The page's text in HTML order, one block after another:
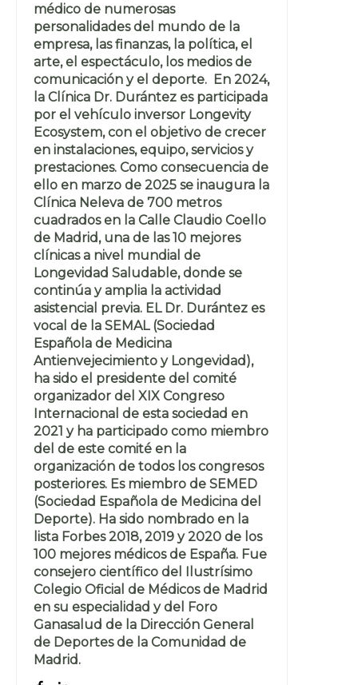
médico de numerosas
personalidades del mundo de la
empresa, las finanzas, la política, el
arte, el espectáculo, los medios de
comunicación y el deporte. En 2024,
la Clínica Dr. Durántez es participada
por el vehículo inversor Longevity
Ecosystem, con el objetivo de crecer
en instalaciones, equipo, servicios y
prestaciones. Como consecuencia de
ello en marzo de 2025 se inaugura la
Clínica Neleva de 700 metros
cuadrados en la Calle Claudio Coello
de Madrid, una de las 10 mejores
clínicas a nivel mundial de
Longevidad Saludable, donde se
continúa y amplia la actividad
asistencial previa. EL Dr. Durántez es
vocal de la SEMAL (Sociedad
Española de Medicina
Antienvejecimiento y Longevidad),
ha sido el presidente del comité
organizador del XIX Congreso
Internacional de esta sociedad en
2021 y ha participado como miembro
del de este comité en la
organización de todos los congresos
posteriores. Es miembro de SEMED
(Sociedad Española de Medicina del
Deporte). Ha sido nombrado en la
lista Forbes 2018, 2019 y 2020 de los
100 mejores médicos de España. Fue
consejero científico del Ilustrísimo
Colegio Oficial de Médicos de Madrid
en su especialidad y del Foro
Ganasalud de la Dirección General
de Deportes de la Comunidad de
Madrid.